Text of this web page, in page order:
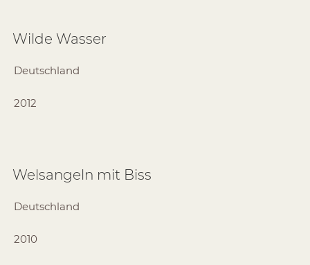
Wilde Wasser
Deutschland
2012
Welsangeln mit Biss
Deutschland
2010